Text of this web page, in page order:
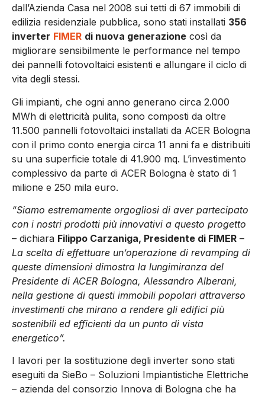
dall’Azienda Casa nel 2008 sui tetti di 67 immobili di
edilizia residenziale pubblica, sono stati installati 356
inverter FIMER di nuova generazione così da
migliorare sensibilmente le performance nel tempo
dei pannelli fotovoltaici esistenti e allungare il ciclo di
vita degli stessi.
Gli impianti, che ogni anno generano circa 2.000
MWh di elettricità pulita, sono composti da oltre
11.500 pannelli fotovoltaici installati da ACER Bologna
con il primo conto energia circa 11 anni fa e distribuiti
su una superficie totale di 41.900 mq. L’investimento
complessivo da parte di ACER Bologna è stato di 1
milione e 250 mila euro.
“Siamo estremamente orgogliosi di aver partecipato
con i nostri prodotti più innovativi a questo progetto
– dichiara Filippo Carzaniga, Presidente di FIMER –
La scelta di effettuare un’operazione di revamping di
queste dimensioni dimostra la lungimiranza del
Presidente di ACER Bologna, Alessandro Alberani,
nella gestione di questi immobili popolari attraverso
investimenti che mirano a rendere gli edifici più
sostenibili ed efficienti da un punto di vista
energetico”.
I lavori per la sostituzione degli inverter sono stati
eseguiti da SieBo – Soluzioni Impiantistiche Elettriche
– azienda del consorzio Innova di Bologna che ha